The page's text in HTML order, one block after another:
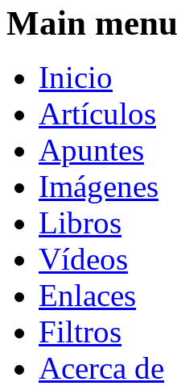
Main menu
Inicio
Artículos
Apuntes
Imágenes
Libros
Vídeos
Enlaces
Filtros
Acerca de